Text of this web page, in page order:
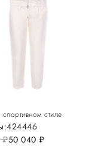
стиле
руб.50 040руб.
424446